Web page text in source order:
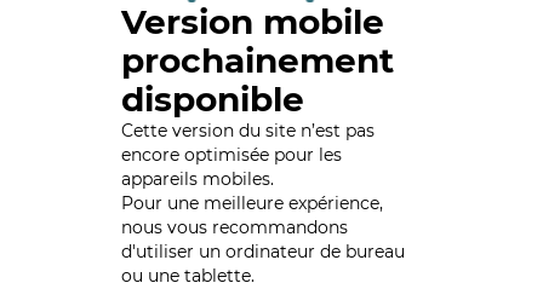
Version mobile
prochainement
disponible
Cette version du site n’est pas
encore optimisée pour les
appareils mobiles.
Pour une meilleure expérience,
nous vous recommandons
d'utiliser un ordinateur de bureau
ou une tablette.